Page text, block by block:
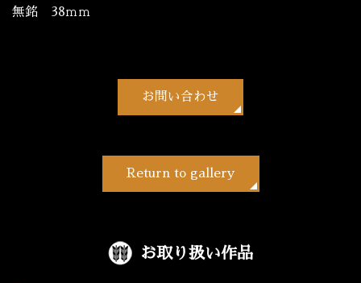
無銘 38ｍｍ
お問い合わせ
Return to gallery
お取り扱い作品